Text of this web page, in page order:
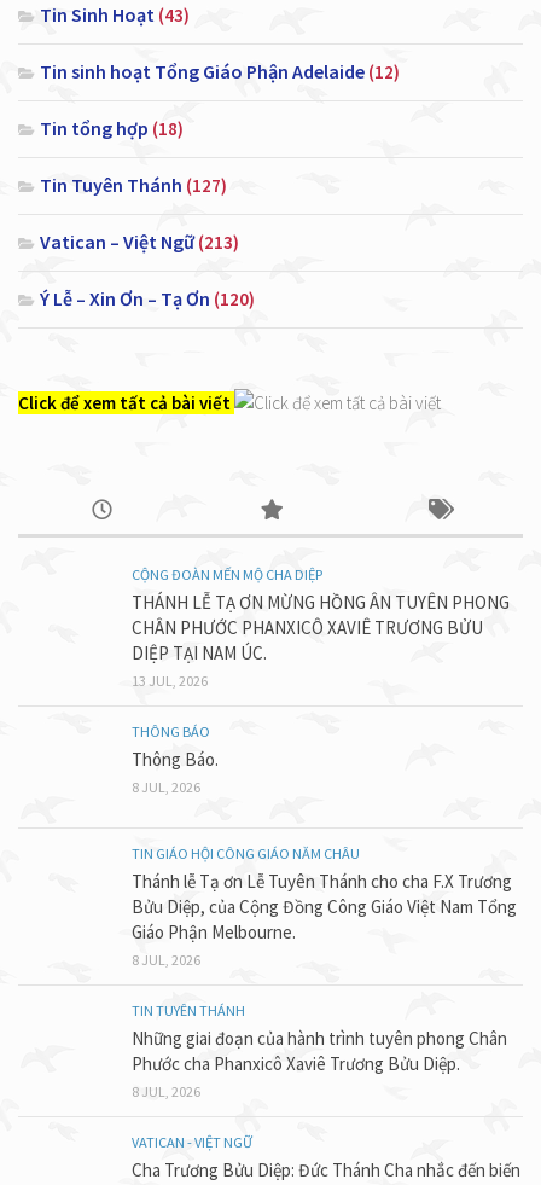
Tin Sinh Hoạt (43)
Tin sinh hoạt Tổng Giáo Phận Adelaide (12)
Tin tổng hợp (18)
Tin Tuyên Thánh (127)
Vatican – Việt Ngữ(213)
Ý Lễ – Xin Ơn – Tạ Ơn (120)
Click để xem tất cả bài viết
CỘNG ĐOÀN MẾN MỘ CHA DIỆP
THÁNH LỄ TẠ ƠN MỪNG HỒNG ÂN TUYÊN PHONG
CHÂN PHƯỚC PHANXICÔ XAVIÊ TRƯƠNG BỬU
DIỆP TẠI NAM ÚC.
13 JUL, 2026
THÔNG BÁO
Thông Báo.
8 JUL, 2026
TIN GIÁO HỘI CÔNG GIÁO NĂM CHÂU
Thánh lễ Tạ ơn Lễ Tuyên Thánh cho cha F.X Trương
Bửu Diệp, của Cộng Đồng Công Giáo Việt Nam Tổng
Giáo Phận Melbourne.
8 JUL, 2026
TIN TUYÊN THÁNH
Những giai đoạn của hành trình tuyên phong Chân
Phước cha Phanxicô Xaviê Trương Bửu Diệp.
8 JUL, 2026
VATICAN - VIỆT NGỮ
Cha Trương Bửu Diệp: Đức Thánh Cha nhắc đến biến